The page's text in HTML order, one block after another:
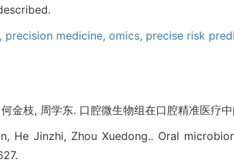
precision medicine, omics, precise risk
金枝, 周学东. 口腔微生物组在口腔精准医疗
He Jinzhi, Zhou Xuedong.. Oral